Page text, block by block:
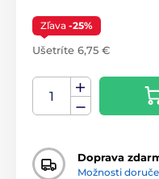
Zľava -25%
Ušetríte 6,75 €
Doprava
Možnosti